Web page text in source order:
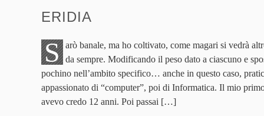
ERIDIA
S arò banale, ma ho coltivato, come magari si vedrà
da sempre. Modificando il peso dato a ciascuno e
pochino nell’ambito specifico… anche in questo caso,
appassionato di “computer”, poi di Informatica. Il mio
avevo credo 12 anni. Poi passai […]